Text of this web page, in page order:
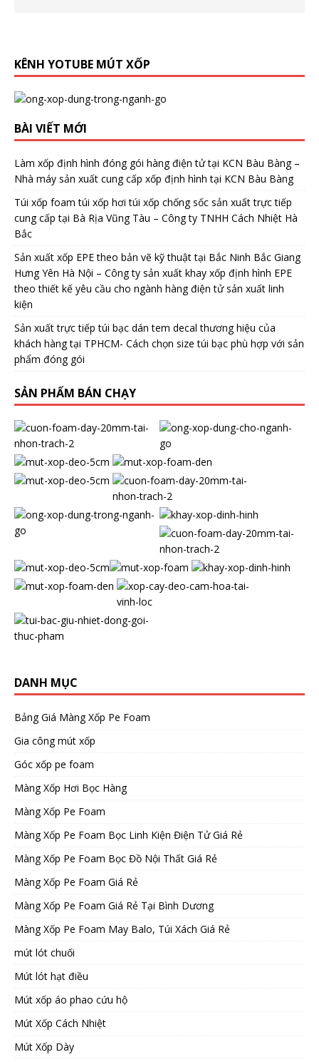
KÊNH YOTUBE MÚT XỐP
BÀI VIẾT MỚI
Làm xốp định hình đóng gói hàng điện tử tại KCN Bàu Bàng –
Nhà máy sản xuất cung cấp xốp định hình tại KCN Bàu Bàng
Túi xốp foam túi xốp hơi túi xốp chống sốc sản xuất trực tiếp
cung cấp tại Bà Rịa Vũng Tàu – Công ty TNHH Cách Nhiệt Hà
Bắc
Sản xuất xốp EPE theo bản vẽ kỹ thuật tại Bắc Ninh Bắc Giang
Hưng Yên Hà Nội – Công ty sản xuất khay xốp định hình EPE
theo thiết kế yêu cầu cho ngành hàng điện tử sản xuất linh
kiện
Sản xuất trực tiếp túi bạc dán tem decal thương hiệu của
khách hàng tại TPHCM- Cách chọn size túi bạc phù hợp với sản
phẩm đóng gói
SẢN PHẨM BÁN CHẠY
DANH MỤC
Bảng Giá Màng Xốp Pe Foam
Gia công mút xốp
Góc xốp pe foam
Màng Xốp Hơi Bọc Hàng
Màng Xốp Pe Foam
Màng Xốp Pe Foam Bọc Linh Kiện Điện Tử Giá Rẻ
Màng Xốp Pe Foam Bọc Đồ Nội Thất Giá Rẻ
Màng Xốp Pe Foam Giá Rẻ
Màng Xốp Pe Foam Giá Rẻ Tại Bình Dương
Màng Xốp Pe Foam May Balo, Túi Xách Giá Rẻ
mút lót chuối
Mút lót hạt điều
Mút xốp áo phao cứu hộ
Mút Xốp Cách Nhiệt
Mút Xốp Dày